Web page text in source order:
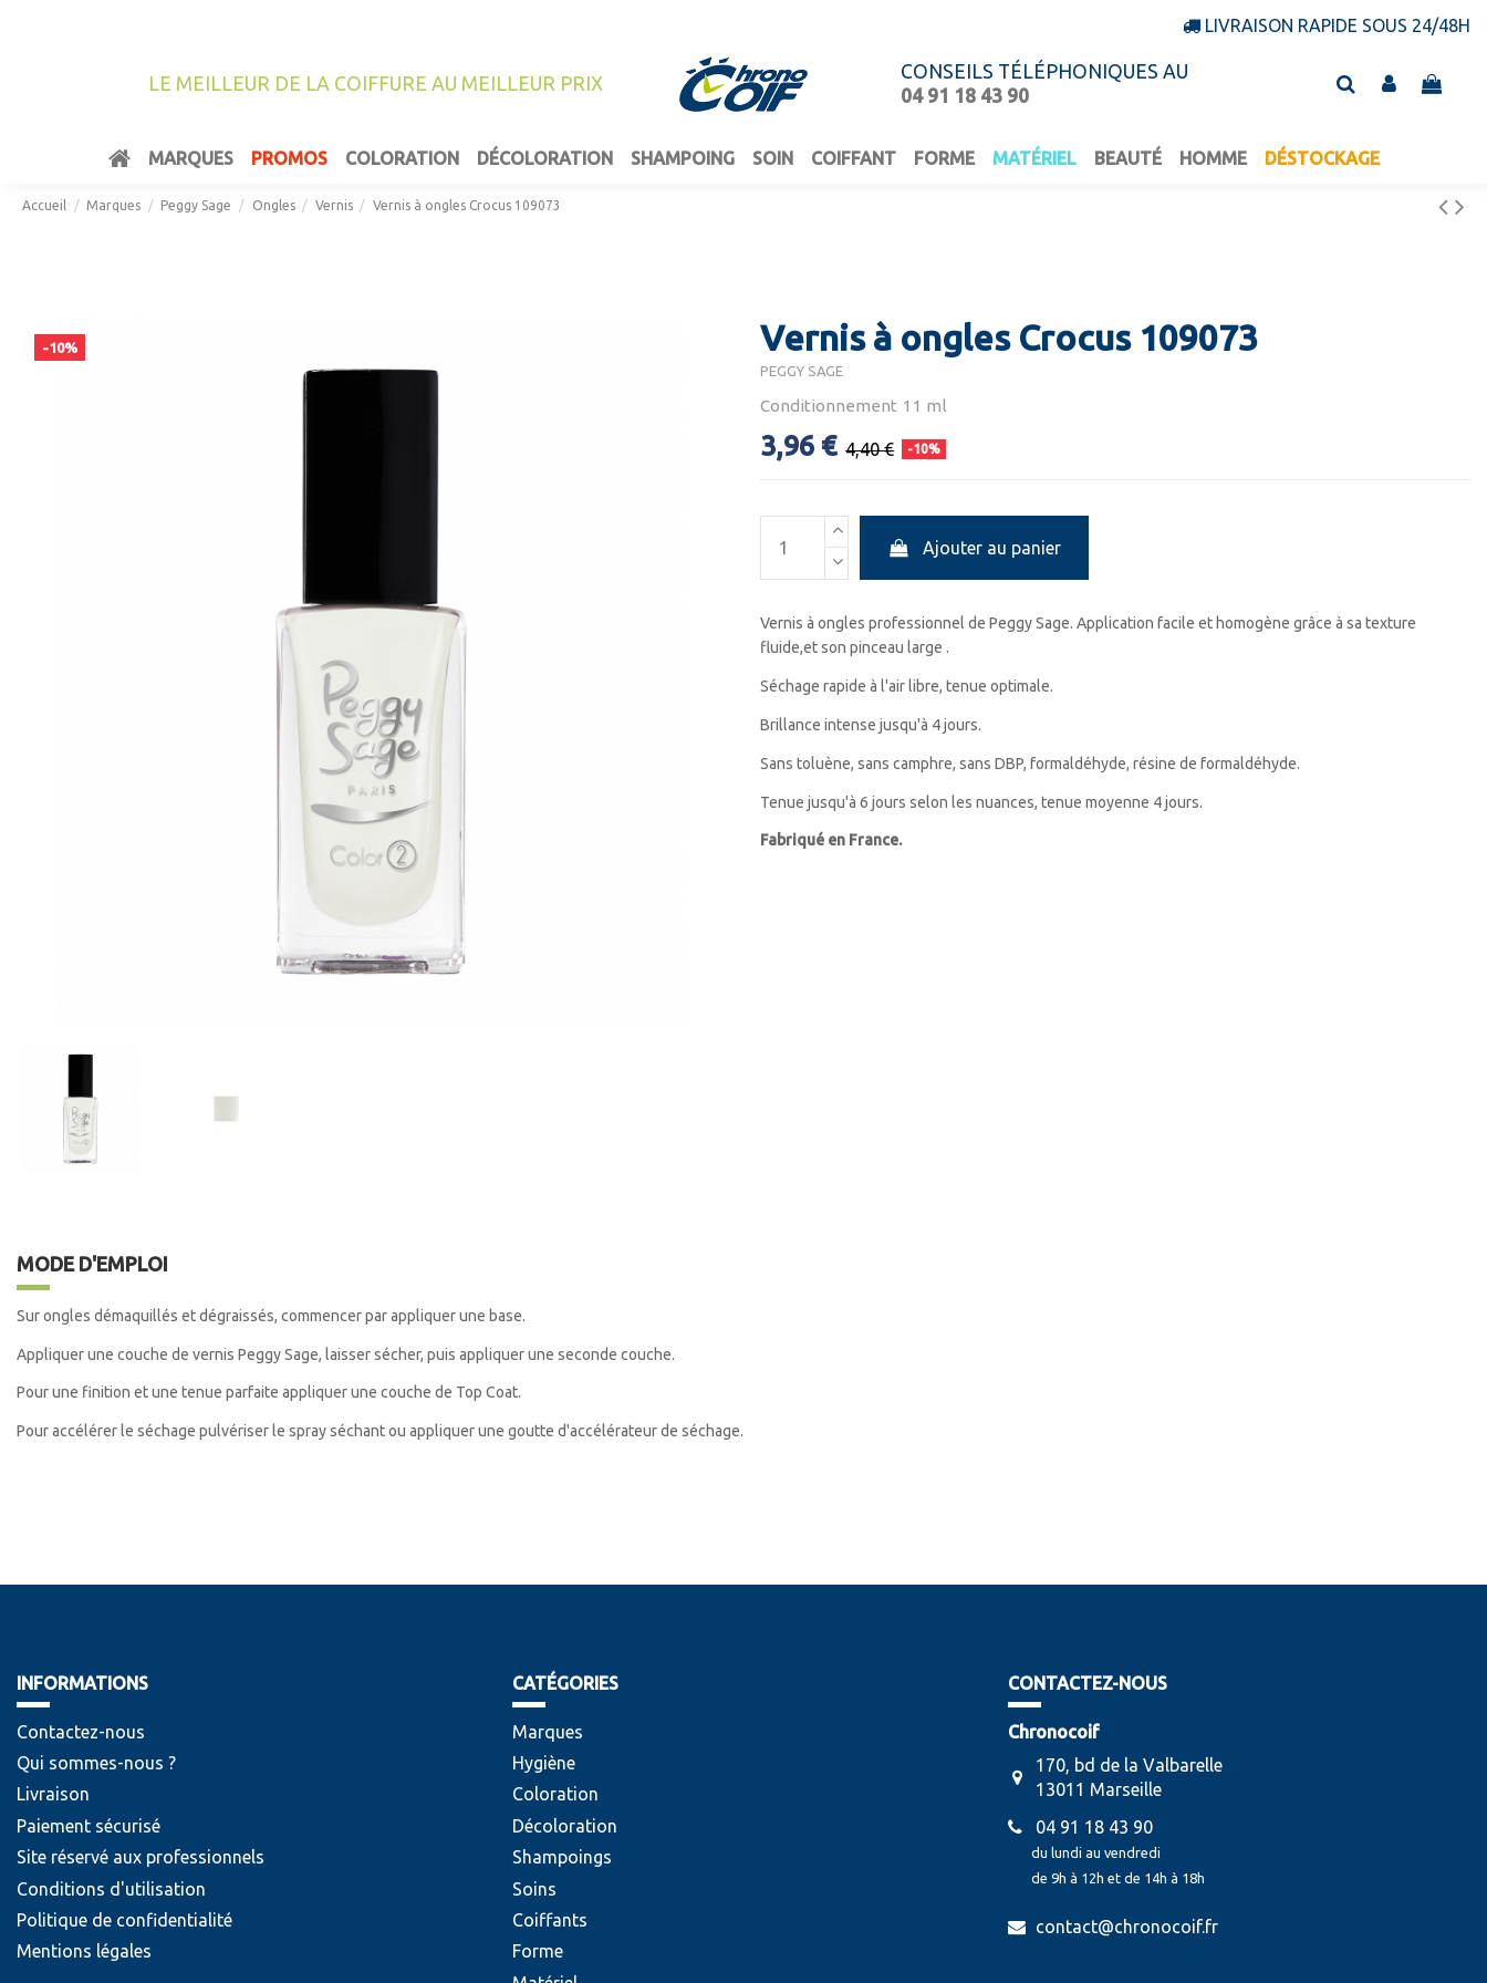
LIVRAISON RAPIDE SOUS 24/48H
LE MEILLEUR DE LA COIFFURE AU MEILLEUR PRIX
CONSEILS TÉLÉPHONIQUES AU
04 91 18 43 90
MARQUES PROMOS COLORATION DÉCOLORATION SHAMPOING SOIN COIFFANT FORME MATÉRIEL BEAUTÉ HOMME DÉSTOCKAGE
Accueil Marques Peggy Sage Ongles Vernis Vernis à ongles Crocus 109073
-10% Vernis à ongles Crocus 109073
PEGGY SAGE
Conditionnement 11 ml
3,96 € 4,40 € -10%
Ajouter au panier
Vernis à ongles professionnel de Peggy Sage. Application facile et homogène grâce à sa texture
fluide,et son pinceau large .
Séchage rapide à l'air libre, tenue optimale.
Brillance intense jusqu'à 4 jours.
Sans toluène, sans camphre, sans DBP, formaldéhyde, résine de formaldéhyde.
Tenue jusqu'à 6 jours selon les nuances, tenue moyenne 4 jours.
Fabriqué en France.
MODE D'EMPLOI
Sur ongles démaquillés et dégraissés, commencer par appliquer une base.
Appliquer une couche de vernis Peggy Sage, laisser sécher, puis appliquer une seconde couche.
Pour une finition et une tenue parfaite appliquer une couche de Top Coat.
Pour accélérer le séchage pulvériser le spray séchant ou appliquer une goutte d'accélérateur de séchage.
INFORMATIONS
Contactez-nous
Qui sommes-nous ?
Livraison
Paiement sécurisé
Site réservé aux professionnels
Conditions d'utilisation
Politique de confidentialité
Mentions légales
CATÉGORIES
Marques
Hygiène
Coloration
Décoloration
Shampoings
Soins
Coiffants
Forme
CONTACTEZ-NOUS
Chronocoif
170, bd de la Valbarelle
13011 Marseille
04 91 18 43 90
du lundi au vendredi
de 9h à 12h et de 14h à 18h
contact@chronocoif.fr